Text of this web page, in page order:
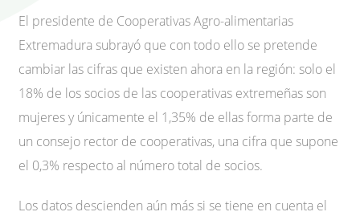
El presidente de Cooperativas Agro-alimentarias
Extremadura subrayó que con todo ello se pretende
cambiar las cifras que existen ahora en la región: solo el
18% de los socios de las cooperativas extremeñas son
mujeres y únicamente el 1,35% de ellas forma parte de
un consejo rector de cooperativas, una cifra que supone
el 0,3% respecto al número total de socios.
Los datos descienden aún más si se tiene en cuenta el